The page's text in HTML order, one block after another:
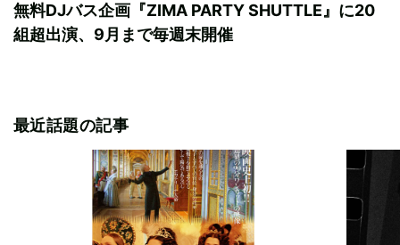
無料DJバス企画『ZIMA PARTY SHUTTLE』に20
組超出演、9月まで毎週末開催
最近話題の記事